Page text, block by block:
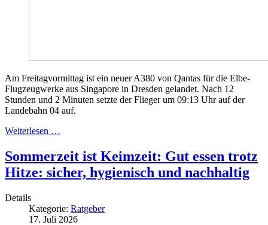
Am Freitagvormittag ist ein neuer A380 von Qantas für die Elbe-
Flugzeugwerke aus Singapore in Dresden gelandet. Nach 12
Stunden und 2 Minuten setzte der Flieger um 09:13 Uhr auf der
Landebahn 04 auf.
Weiterlesen …
Sommerzeit ist Keimzeit: Gut essen trotz
Hitze: sicher, hygienisch und nachhaltig
Details
Kategorie: Ratgeber
17. Juli 2026